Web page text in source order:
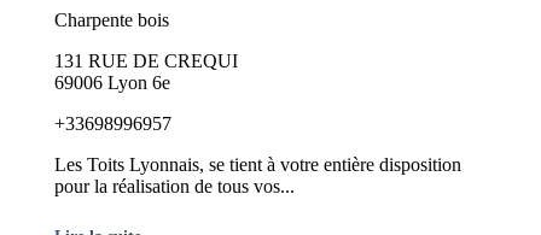
Charpente bois
131 RUE DE CREQUI
69006 Lyon 6e
+33698996957
Les Toits Lyonnais, se tient à votre entière disposition
pour la réalisation de tous vos...